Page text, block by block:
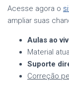
Acesse agora o
ampliar suas
Aulas ao
Material
Suporte
Correção